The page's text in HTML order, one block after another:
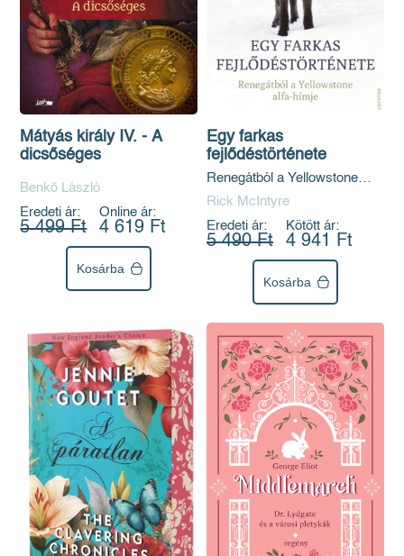
Mátyás király IV. - A
dicsőséges
Benkő László
Eredeti ár:
5 499 Ft
Online ár:
4 619 Ft
Kosárba
Egy farkas
fejlődéstörténete
Renegátból a Yellowstone
alfa-hímje
Rick McIntyre
Eredeti ár:
5 490 Ft
Kötött ár:
4 941 Ft
Kosárba